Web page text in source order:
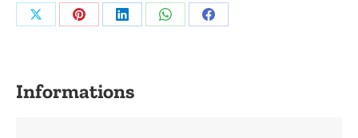
Share Share Share Share Share